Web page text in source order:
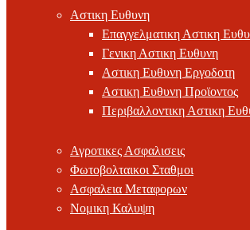
Αστικη Ευθυνη
Επαγγελματικη Αστικη
Γενικη Αστικη Ευθυνη
Αστικη Ευθυνη Εργοδοτη
Αστικη Ευθυνη Προϊοντος
Περιβαλλοντικη Αστικη
Αγροτικες Ασφαλισεις
Φωτοβολταικοι Σταθμοι
Ασφαλεια Μεταφορων
Νομικη Καλυψη